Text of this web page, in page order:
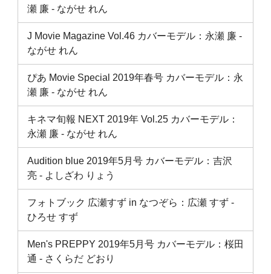
瀬 廉 ‐ ながせ れん
J Movie Magazine Vol.46 カバーモデル：永瀬 廉 ‐
ながせ れん
ぴあ Movie Special 2019年春号 カバーモデル：永
瀬 廉 ‐ ながせ れん
キネマ旬報 NEXT 2019年 Vol.25 カバーモデル：
永瀬 廉 ‐ ながせ れん
Audition blue 2019年5月号 カバーモデル：吉沢
亮 ‐ よしざわ りょう
フォトブック 広瀬すず in なつぞら：広瀬 すず ‐
ひろせ すず
Men's PREPPY 2019年5月号 カバーモデル：桜田
通 ‐ さくらだ どおり